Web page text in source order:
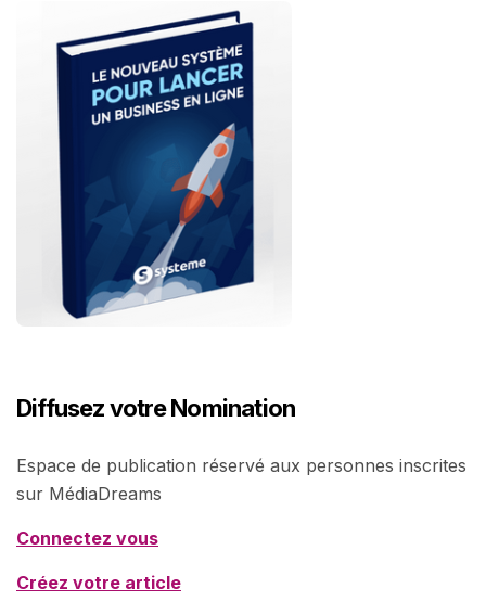
Diffusez votre Nomination
Espace de publication réservé aux personnes inscrites
sur MédiaDreams
Connectez vous
Créez votre article